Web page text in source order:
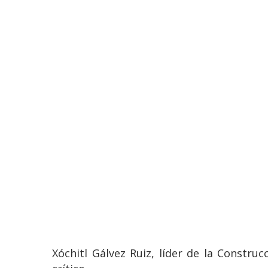
Xóchitl Gálvez Ruiz, líder de la